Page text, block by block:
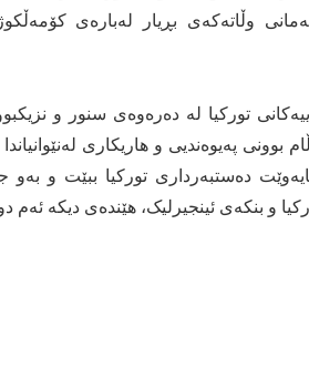
وڵاتەکەی بڕیار لەبارەی
تورکیا لە دەرەوەی سنور و
بوونی پەیوەندیی و هاریکاری
دەستبەرداری تورکیا ببێت و
و بنکەی ئینجیرلیک، هێندەی دیکە ئەم